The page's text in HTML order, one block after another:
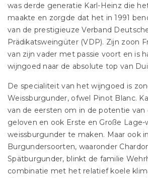
was derde generatie Karl-Heinz die
maakte en zorgde dat het in 1991
van de prestigieuze Verband
Prädikatsweingüter (VDP). Zijn zoon
van zijn vader met passie voort en is
wijngoed naar de absolute top van
De specialiteit van het wijngoed is
Weissburgunder, ofwel Pinot Blanc.
van de eersten om in de potentie van
geloven en ook Erste en Große Lage-
weissburgunder te maken. Maar ook
Burgundersoorten, waaronder
Spätburgunder, blinkt de familie
combinatie met het relatief koele